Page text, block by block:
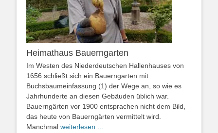
Heimathaus Bauerngarten
Im Westen des Niederdeutschen Hallenhauses von
1656 schließt sich ein Bauerngarten mit
Buchsbaumeinfassung (1) der Wege an, so wie es
Jahrhunderte an diesen Gebäuden üblich war.
Bauerngärten vor 1900 entsprachen nicht dem Bild,
das heute von Bauerngärten vermittelt wird.
Manchmal weiterlesen ...